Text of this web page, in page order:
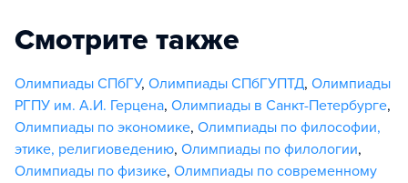
Смотрите также
Олимпиады СПбГУ, Олимпиады СПбГУПТД, Олимпиады
РГПУ им. А.И. Герцена, Олимпиады в Санкт-Петербурге,
Олимпиады по экономике, Олимпиады по философии,
этике, религиоведению, Олимпиады по филологии,
Олимпиады по физике, Олимпиады по современному